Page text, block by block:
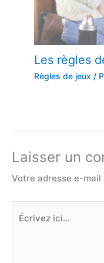
Les règles
Règles de jeux /
Laisser un
Votre adresse e-mail
Écrivez